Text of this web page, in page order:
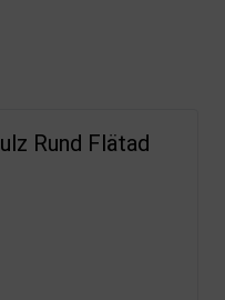
Rund Flätad